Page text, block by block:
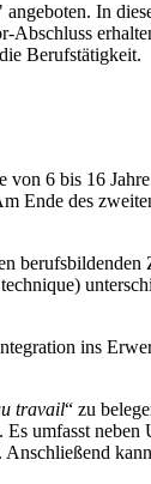
In
Abschluss
Berufstätigkeit.
von 6 bis 16
Ende des
ins
travail“ zu
umfasst
. Anschließend